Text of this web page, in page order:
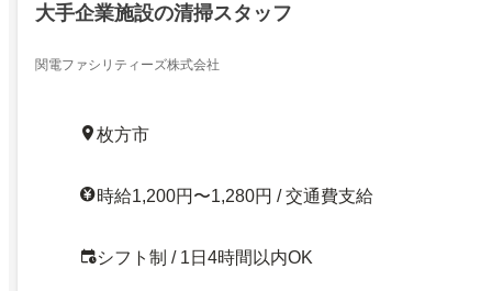
大手企業施設の清掃スタッフ
関電ファシリティーズ株式会社
枚方市
時給1,200円〜1,280円 / 交通費支給
シフト制 / 1日4時間以内OK